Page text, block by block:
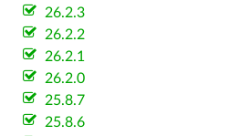
26.2.3
26.2.2
26.2.1
26.2.0
25.8.7
25.8.6